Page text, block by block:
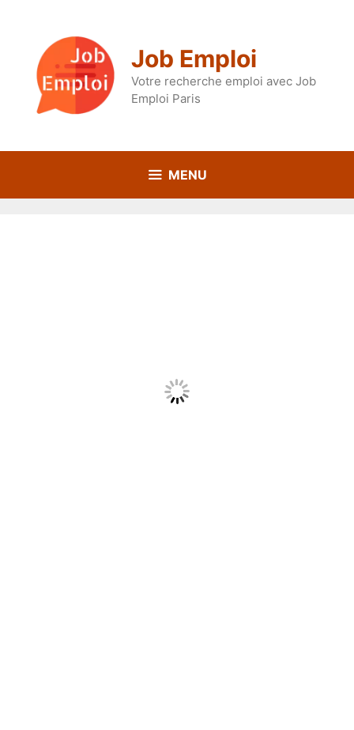
Job Emploi
Votre recherche emploi avec Job
Emploi Paris
MENU